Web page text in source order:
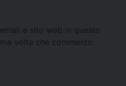
e sito web in questo
volta che commento.